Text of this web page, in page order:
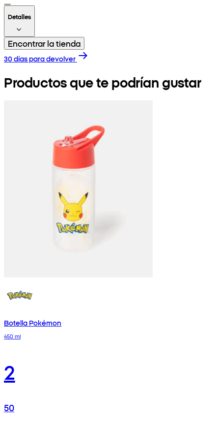
Detalles
Encontrar la tienda
30 días para devolver
Productos que te podrían gustar
Botella Pokémon
450 ml
2
50